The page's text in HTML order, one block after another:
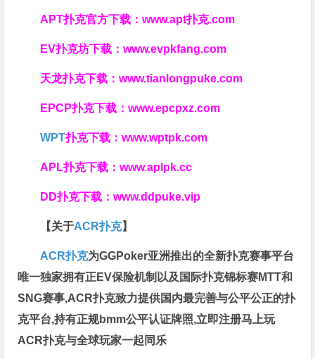
APT扑克官方下载：www.apt扑克.com
EV扑克坊下载：www.evpkfang.com
天龙扑克下载：www.tianlongpuke.com
EPCP扑克下载：www.epcpxz.com
WPT扑克下载：www.wptpk.com
APL扑克下载：www.aplpk.cc
DD扑克下载：www.ddpuke.vip
【关于ACR扑克】
ACR扑克为GGPoker亚洲推出的全新扑克赛事平台
唯一独家拥有正EV保险机制以及国际扑克锦标赛MTT和
SNG赛事,ACR扑克致力提供国内最完善与公平公正的扑
克平台,持有正规bmm公平认证牌照,立即注册马上玩
ACR扑克与全球玩家一起同乐